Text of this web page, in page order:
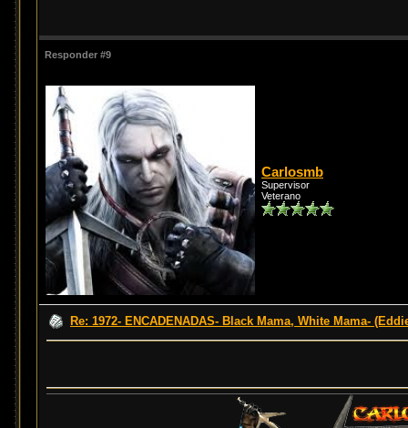
Responder #9
Carlosmb
Supervisor
Veterano
Re: 1972- ENCADENADAS- Black Mama, White Mama-